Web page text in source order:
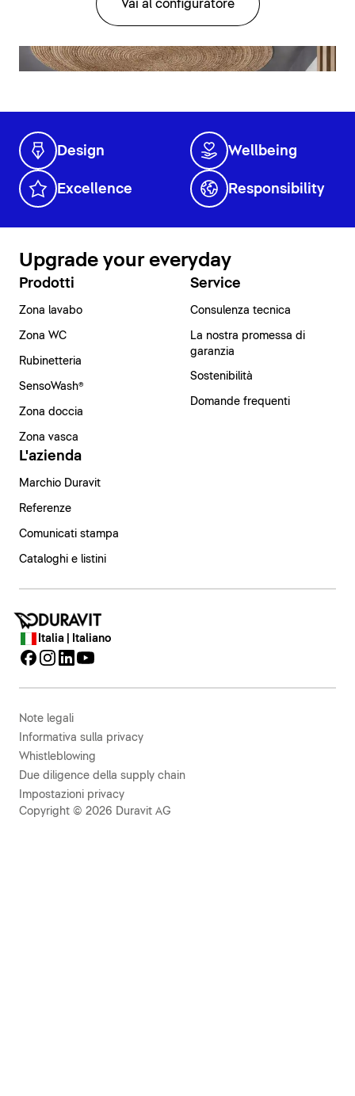
Vai al configuratore
Design Wellbeing
Excellence Responsibility
Upgrade your everyday
Prodotti
Zona lavabo
Zona WC
Rubinetteria
SensoWash®
Zona doccia
Zona vasca
Service
Consulenza tecnica
La nostra promessa di
garanzia
Sostenibilità
Domande frequenti
L'azienda
Marchio Duravit
Referenze
Comunicati stampa
Cataloghi e listini
Italia | Italiano
Note legali
Informativa sulla privacy
Whistleblowing
Due diligence della supply chain
Impostazioni privacy
Copyright © 2026 Duravit AG